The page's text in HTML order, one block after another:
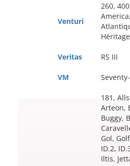
Venturi
260,
Veritas RS III
VM
181,
Arteon,
Buggy,
Gol,
ID.2,
Iltis,